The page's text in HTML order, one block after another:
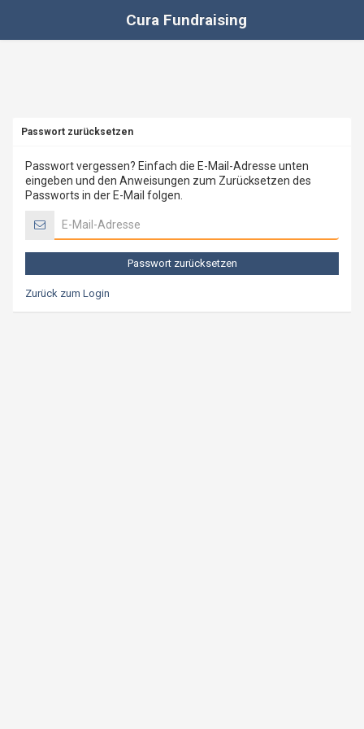
Cura Fundraising
Passwort zurücksetzen
Passwort vergessen? Einfach die E-Mail-Adresse unten
eingeben und den Anweisungen zum Zurücksetzen des
Passworts in der E-Mail folgen.
Zurück zum Login